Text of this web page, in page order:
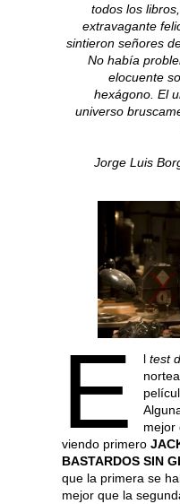
todos los
extravagante
sintieron señores
No había
elocuente
hexágono. El
universo
Jorge Luis
E l test
mejor
viendo primero
BASTARDOS SIN
que la primera se
mejor que la